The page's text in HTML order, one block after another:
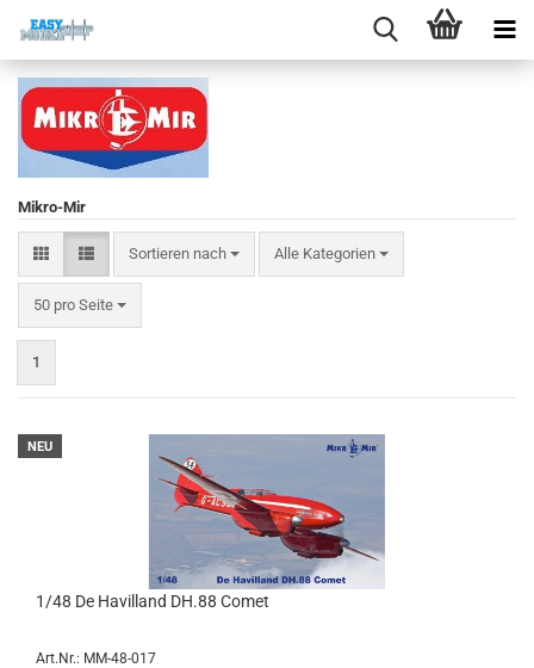
Mikro-Mir
Sortieren nach
Sortieren nach Alle Kategorien
50 pro Seite
pro Seite
1
NEU
1/48 De Havilland DH.88 Comet
Art.Nr.: MM-48-017